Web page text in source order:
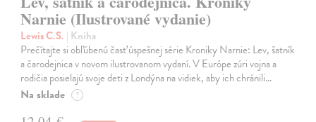
Narnie (Ilustrované vydanie)
Lewis C.S. | Kniha
Prečítajte si obľúbenú časť úspešnej série Kroniky Narnie: Lev, šatník
a čarodejnica v novom ilustrovanom vydaní. V Európe zúri vojna a
rodičia posielajú svoje deti z Londýna na vidiek, aby ich chránili…
Na sklade ?